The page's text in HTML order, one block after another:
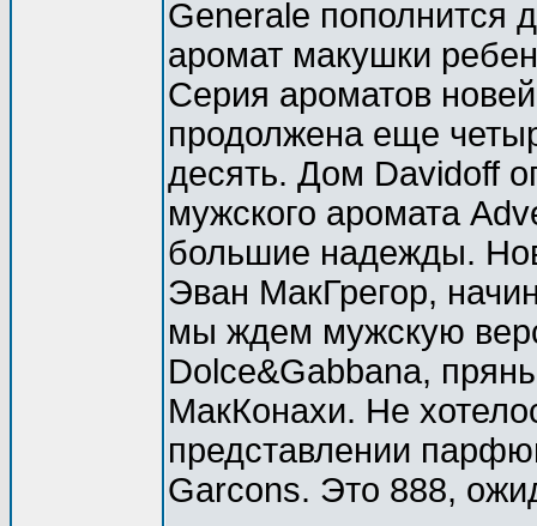
Generale пополнится
аромат макушки
Серия ароматов
продолжена еще
десять. Дом Davidoff
мужского аромата
большие надежды.
Эван МакГрегор,
мы ждем мужскую
Dolce&Gabbana,
МакКонахи. Не
представлении
Garcons. Это 888,